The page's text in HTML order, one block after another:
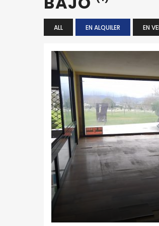
ALL EN ALQUILER EN